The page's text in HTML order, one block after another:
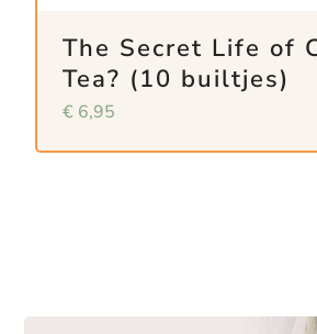
The Secret Life of
Tea? (10 builtjes)
€ 6,95